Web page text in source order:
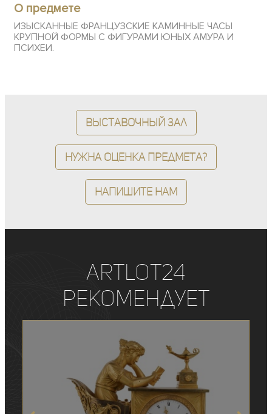
О предмете
ИЗЫСКАННЫЕ ФРАНЦУЗСКИЕ КАМИННЫЕ ЧАСЫ
КРУПНОЙ ФОРМЫ С ФИГУРАМИ ЮНЫХ АМУРА И
ПСИХЕИ.
Выставочный зал
Нужна оценка предмета?
Напишите нам
ArtLot24
рекомендует